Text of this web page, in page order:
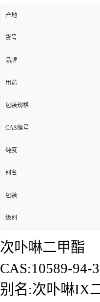
产地
货号
品牌
用途
包装规格
CAS编号
纯度
别名
包装
级别
次卟啉二甲酯
CAS:10589-94-3
别名:次卟啉IX